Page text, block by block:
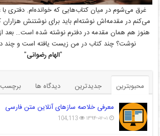
غرق می‌شوم در میان کتاب‌هایی که خوانده‌ام. دفتری با
می‌کنم در مقدمه‌اش نوشته‌ام باید برای نوشتنش هزاران
هنوز هم همان مقدمه در دفترم نوشته شده است… بعد
نوشت؟ چند کتاب در من زیست یافته است و چند
"الهام رضوانی"
محبوبترین جدیدترین دیدگاه ها
برچسب
معرفی خلاصه سازهای آنلاین متن فارسی
۱۳۹۴-۰۷-۰۱ 104,113